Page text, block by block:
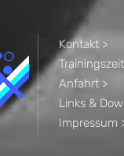
Kontakt >
Anfahrt >
Links &
Impressum